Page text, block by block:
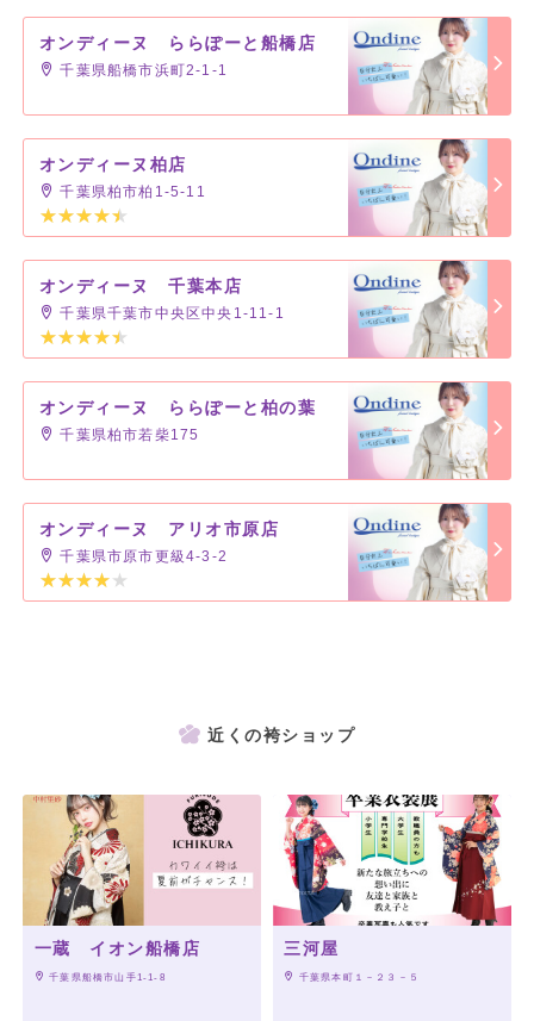
オンディーヌ ららぽーと船橋店
千葉県船橋市浜町2-1-1
オンディーヌ柏店
千葉県柏市柏1-5-11
オンディーヌ 千葉本店
千葉県千葉市中央区中央1-11-1
オンディーヌ ららぽーと柏の葉
千葉県柏市若柴175
オンディーヌ アリオ市原店
千葉県市原市更級4-3-2
近くの袴ショップ
一蔵 イオン船橋店
千葉県船橋市山手1-1-8
三河屋
千葉県本町１－２３－５